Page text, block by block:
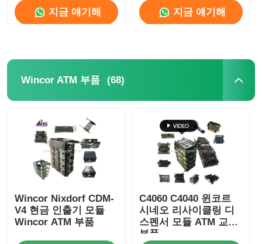
NCR ATM 부품
하요성 ATM 부품
후지쓰 ATM 부품
히타치 ATM 부품
GRG ATM 부분
지금 얘기해 지금 얘기해
Wincor ATM 부품 (68)
Wincor Nixdorf CDM-
V4 현금 인출기 모듈
Wincor ATM 부품
C4060 C4040 윈코르
시네오 리사이클링 디
스펜서 모듈 ATM 교체
부품